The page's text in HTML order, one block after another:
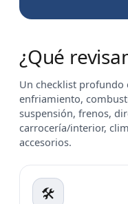
¿Qué
Un checklist profundo
enfriamiento,
suspensión, frenos,
carrocería/interior,
accesorios.
🛠️